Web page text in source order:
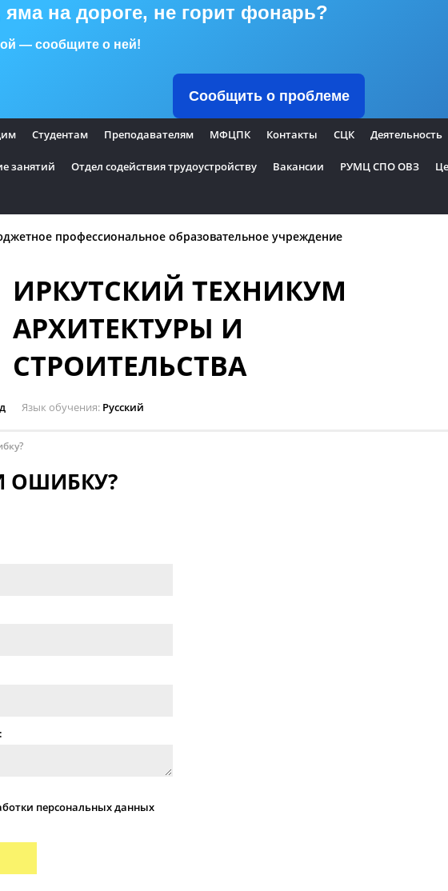
на дороге, не горит фонарь?
— сообщите о ней!
Сообщить о проблеме
Студентам Преподавателям МФЦПК Контакты СЦК Деятельность
занятий Отдел содействия трудоустройству Вакансии РУМЦ СПО ОВЗ
профессиональное образовательное учреждение
ИРКУТСКИЙ ТЕХНИКУМ
АРХИТЕКТУРЫ И
СТРОИТЕЛЬСТВА
Язык обучения Русский
ОШИБКУ?
персональных данных